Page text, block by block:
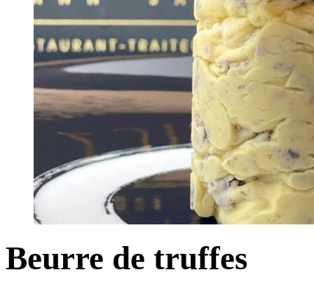
Beurre de truffes